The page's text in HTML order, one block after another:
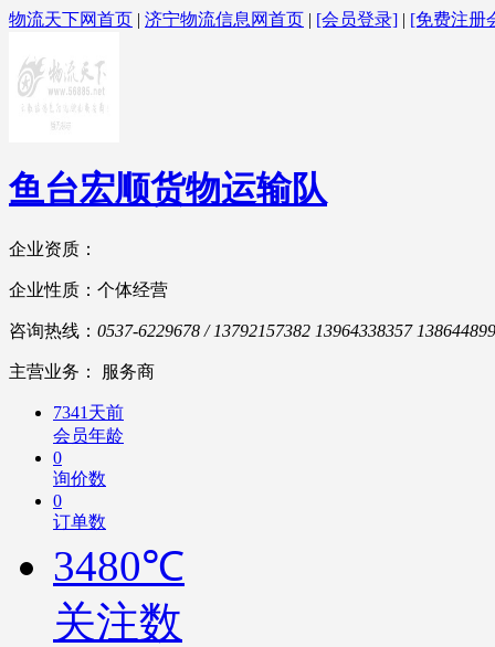
物流天下网首页 | 济宁物流信息网首页 | [会员登录] | [免费注册
鱼台宏顺货物运输队
企业资质：
企业性质：个体经营
咨询热线： 0537-6229678 / 13792157382 13964338357
主营业务： 服务商
7341天前
会员年龄
0
询价数
0
订单数
3480℃
关注数